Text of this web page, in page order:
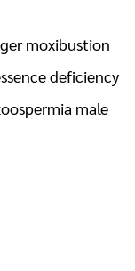
moxibustion
deficiency
male